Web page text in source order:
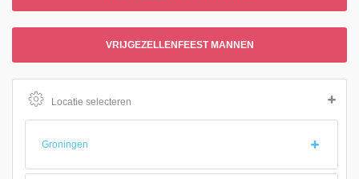
VRIJGEZELLENFEEST MANNEN
Locatie selecteren
Groningen